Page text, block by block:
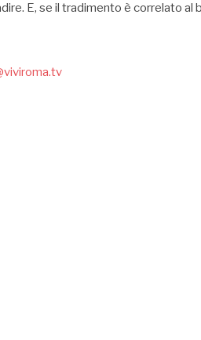
E, se il tradimento è correlato al